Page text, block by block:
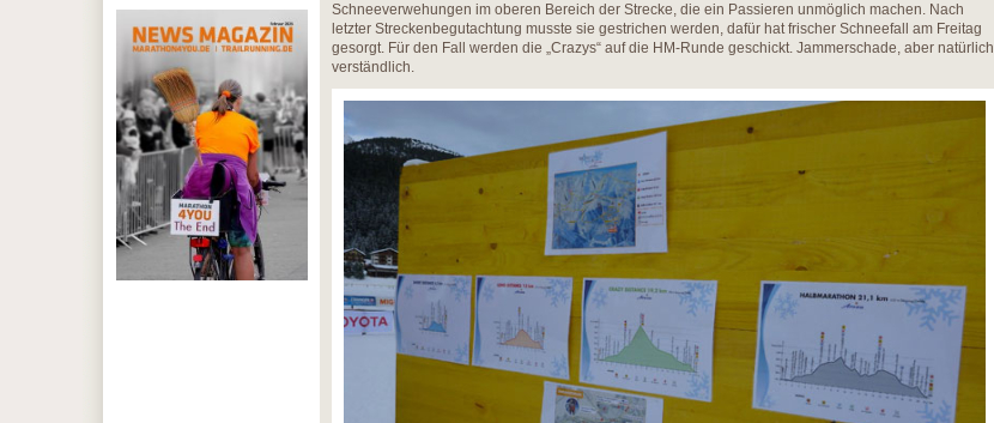
Schneeverwehungen im oberen Bereich der Strecke, die ein Passieren unmöglich machen. Nach
letzter Streckenbegutachtung musste sie gestrichen werden, dafür hat frischer Schneefall am Freitag
gesorgt. Für den Fall werden die „Crazys“ auf die HM-Runde geschickt. Jammerschade, aber natürlich
verständlich.